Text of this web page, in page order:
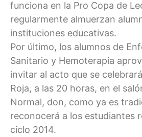
funciona en la Pro Copa de
regularmente almuerzan
instituciones educativas.
Por último, los alumnos de
Sanitario y Hemoterapia
invitar al acto que se
Roja, a las 20 horas, en el
Normal, don, como ya es
reconocerá a los estudiantes
ciclo 2014.